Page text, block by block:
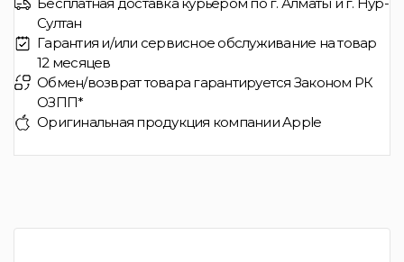
Султан
Гарантия и/или сервисное обслуживание на товар
12 месяцев
Обмен/возврат товара гарантируется Законом РК
ОЗПП*
Оригинальная продукция компании Apple